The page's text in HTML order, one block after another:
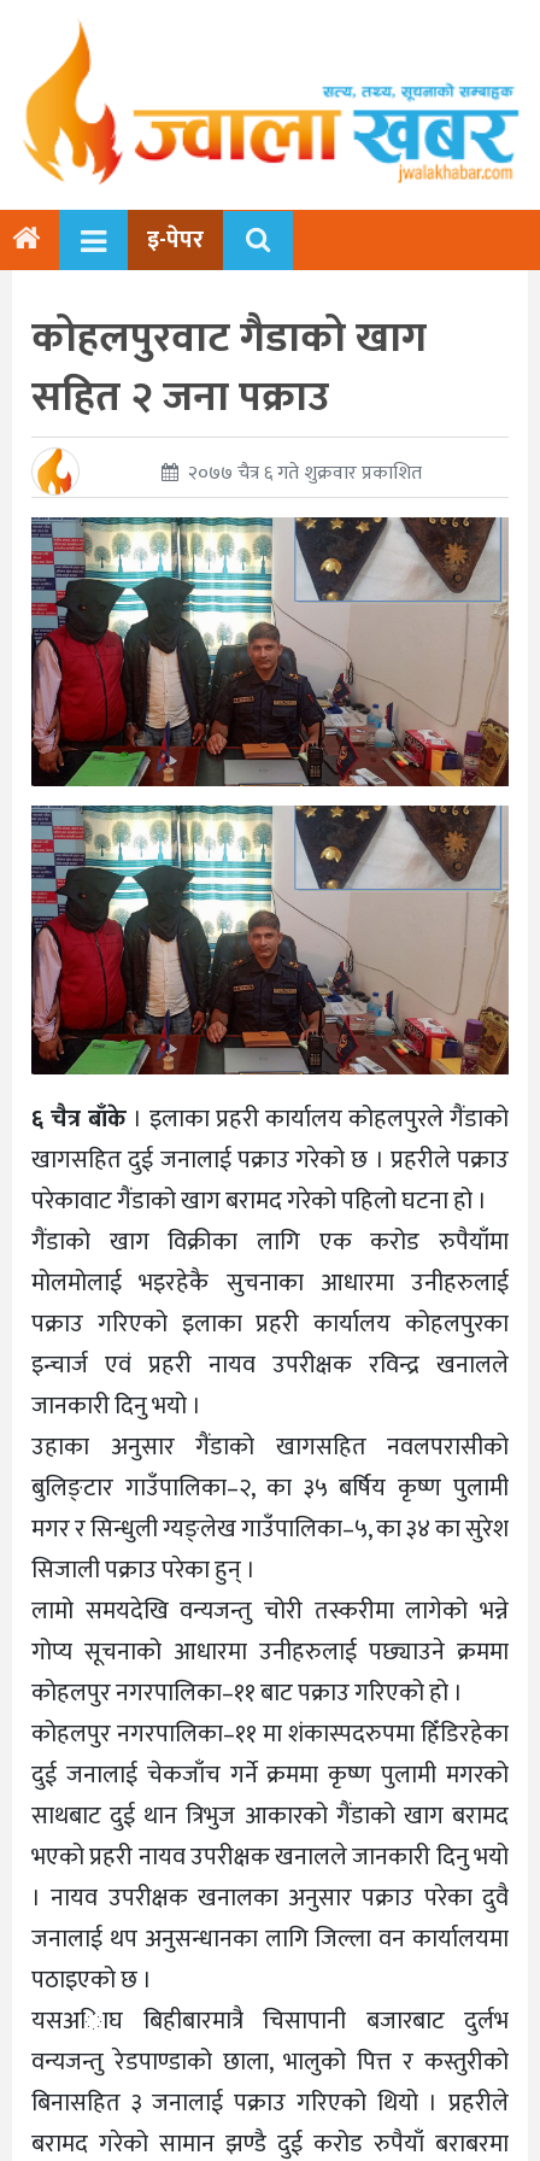
इ-पेपर
कोहलपुरवाट गैडाको खाग
सहित २ जना पक्राउ
२०७७ चैत्र ६ गते शुक्रवार प्रकाशित
६ चैत्र बाँके । इलाका प्रहरी कार्यालय कोहलपुरले गैंडाको
खागसहित दुई जनालाई पक्राउ गरेको छ । प्रहरीले पक्राउ
परेकावाट गैंडाको खाग बरामद गरेको पहिलो घटना हो ।
गैंडाको खाग विक्रीका लागि एक करोड रुपैयाँमा
मोलमोलाई भइरहेकै सुचनाका आधारमा उनीहरुलाई
पक्राउ गरिएको इलाका प्रहरी कार्यालय कोहलपुरका
इन्चार्ज एवं प्रहरी नायव उपरीक्षक रविन्द्र खनालले
जानकारी दिनु भयो ।
उहाका अनुसार गैंडाको खागसहित नवलपरासीको
बुलिङ्टार गाउँपालिका–२, का ३५ बर्षिय कृष्ण पुलामी
मगर र सिन्धुली ग्यङ्लेख गाउँपालिका–५, का ३४ का सुरेश
सिजाली पक्राउ परेका हुन् ।
लामो समयदेखि वन्यजन्तु चोरी तस्करीमा लागेको भन्ने
गोप्य सूचनाको आधारमा उनीहरुलाई पछ्याउने क्रममा
कोहलपुर नगरपालिका–११ बाट पक्राउ गरिएको हो ।
कोहलपुर नगरपालिका–११ मा शंकास्पदरुपमा हिँडिरहेका
दुई जनालाई चेकजाँच गर्ने क्रममा कृष्ण पुलामी मगरको
साथबाट दुई थान त्रिभुज आकारको गैंडाको खाग बरामद
भएको प्रहरी नायव उपरीक्षक खनालले जानकारी दिनु भयो
। नायव उपरीक्षक खनालका अनुसार पक्राउ परेका दुवै
जनालाई थप अनुसन्धानका लागि जिल्ला वन कार्यालयमा
पठाइएको छ ।
यसअािघ बिहीबारमात्रै चिसापानी बजारबाट दुर्लभ
वन्यजन्तु रेडपाण्डाको छाला, भालुको पित्त र कस्तुरीको
बिनासहित ३ जनालाई पक्राउ गरिएको थियो । प्रहरीले
बरामद गरेको सामान झण्डै दुई करोड रुपैयाँ बराबरमा